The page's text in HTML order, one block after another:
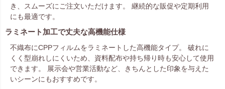
き、スムーズにご注文いただけます。 継続的な販促や定期利用
にも最適です。
ラミネート加工で丈夫な高機能仕様
不織布にCPPフィルムをラミネートした高機能タイプ。 破れに
くく型崩れしにくいため、資料配布や持ち帰り時も安心して使用
できます。 展示会や営業活動など、きちんとした印象を与えた
いシーンにもおすすめです。